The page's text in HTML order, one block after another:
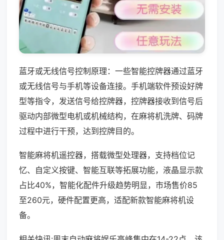
蓝牙或无线信号控制原理：一些智能控牌器通过蓝牙
或无线信号与手机等设备连接。手机端软件预设好牌
型等指令，发送信号给控牌器，控牌器接收到信号后
驱动内部微型电机或机械结构，在麻将机洗牌、码牌
过程中进行干预，达到控牌目的。
智能麻将机遥控器，搭载微型处理器，支持档位记
忆、自定义按键、智能互联等拓展功能，液晶显示款
占比40%，智能化配件升级趋势明显，市场售价85
至260元，硬件配置更高，适配新款智能麻将机设
备。